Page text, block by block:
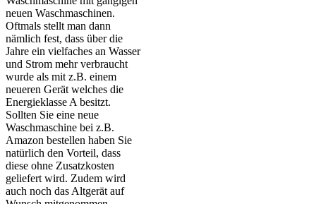
neuen Waschmaschinen.
Oftmals stellt man dann
nämlich fest, dass über die
Jahre ein vielfaches an Wasser
und Strom mehr verbraucht
wurde als mit z.B. einem
neueren Gerät welches die
Energieklasse A besitzt.
Sollten Sie eine neue
Waschmaschine bei z.B.
Amazon bestellen haben Sie
natürlich den Vorteil, dass
diese ohne Zusatzkosten
geliefert wird. Zudem wird
auch noch das Altgerät auf